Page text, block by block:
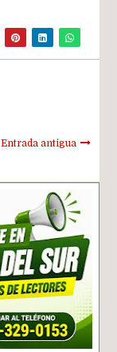
Entrada antigua